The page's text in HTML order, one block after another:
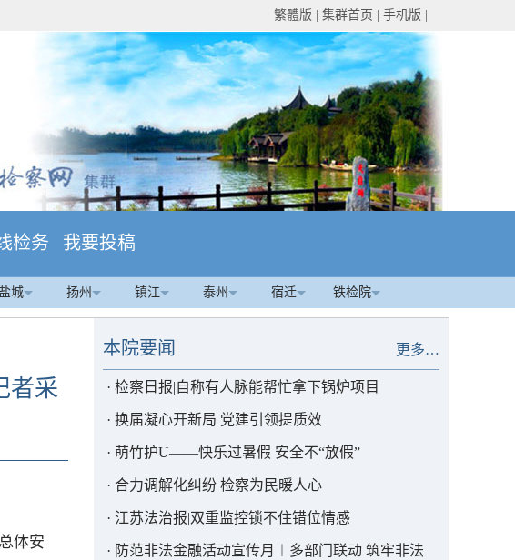
繁體版 集群首页 手机版
检务 我要投稿
城 扬州 镇江 泰州 宿迁 铁检院
者采
体安
更多…
本院要闻
· 检察日报|自称有人脉能帮忙拿下锅炉项目
· 换届凝心开新局 党建引领提质效
· 萌竹护U——快乐过暑假 安全不“放假”
· 合力调解化纠纷 检察为民暖人心
· 江苏法治报|双重监控锁不住错位情感
· 防范非法金融活动宣传月︱多部门联动 筑牢非法